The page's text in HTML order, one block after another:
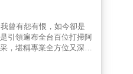
的，就是做好選擇，專
標後，帶來的豐盛旅程。
曾有怨有恨，如今卻是
引領遍布全台百位打掃阿
，堪稱專業全方位又深受
腰、雙手沾滿汙垢地當